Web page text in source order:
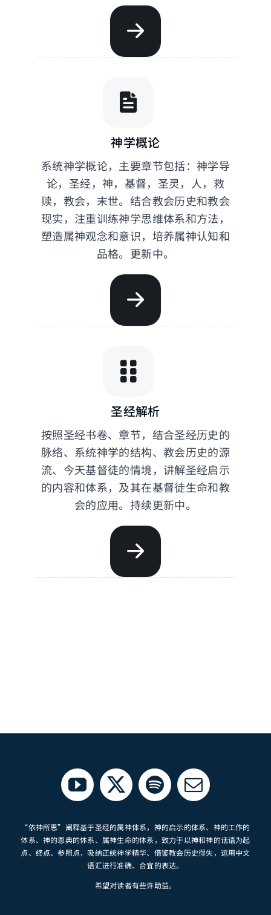
神学概论
系统神学概论，主要章节包括：神学导
论，圣经，神，基督，圣灵，人，救
赎，教会，末世。结合教会历史和教会
现实，注重训练神学思维体系和方法，
塑造属神观念和意识，培养属神认知和
品格。更新中。
圣经解析
按照圣经书卷、章节，结合圣经历史的
脉络、系统神学的结构、教会历史的源
流、今天基督徒的情境，讲解圣经启示
的内容和体系，及其在基督徒生命和教
会的应用。持续更新中。
“依神所思”阐释基于圣经的属神体系，神的启示的体系、神的工作的
体系、神的恩典的体系、属神生命的体系，致力于以神和神的话语为起
点、终点、参照点，吸纳正统神学精华、借鉴教会历史得失，运用中文
语汇进行准确、合宜的表达。
希望对读者有些许助益。